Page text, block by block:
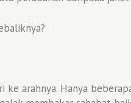
ke arahnya. Hanya